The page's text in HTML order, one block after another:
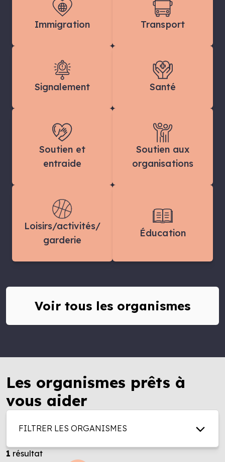
Immigration Transport
Signalement Santé
Soutien et
entraide
Soutien aux
organisations
Loisirs/activités/
garderie
Éducation
Voir tous les organismes
Les organismes prêts à
vous aider
FILTRER LES ORGANISMES
1 résultat